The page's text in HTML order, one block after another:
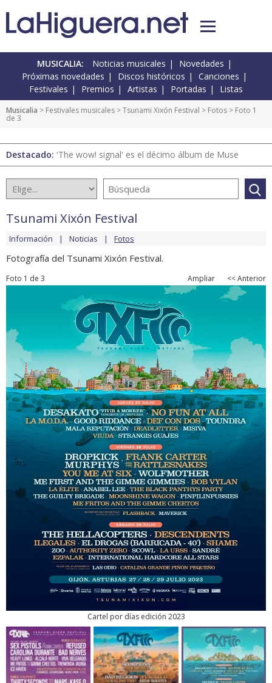
MUSICALIA: Noticias musicales
Novedades
Próximas novedades
Discos históricos
Canciones
Festivales
Premios Artistas Portadas Listas
Musicalia > Festivales musicales >Tsunami Xixón Festival > Fotos > Foto 1
de 3
Destacado: 'The wow! signal' es el décimo álbum de Muse
Tsunami Xixón Festival
Información Noticias Fotos
Fotografía del Tsunami Xixón Festival.
Foto 1 de 3 Ampliar << Anterior
Cartel por días edición 2023